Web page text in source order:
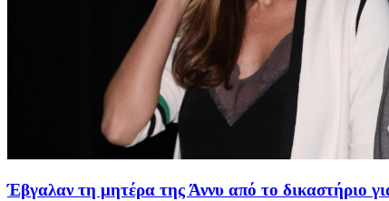
Έβγαλαν τη μητέρα της Άννυ από το δικαστήριο